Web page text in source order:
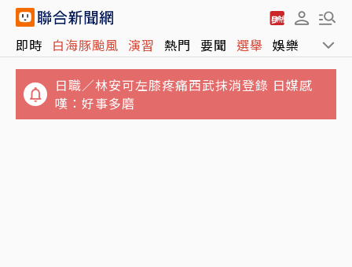
即時 白海豚颱風 演習 熱門 要聞 選舉 娛樂 運動
又有3颱共存！16號颱風琵鷺生成 最新路徑、
影響出爐
嘆：好事多磨